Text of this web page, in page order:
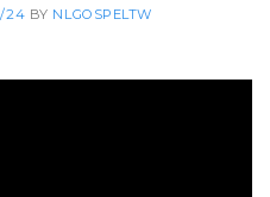
24 BY NLGOSPELTW